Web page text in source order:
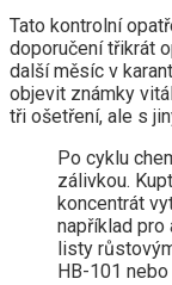
Tato kontrolní
doporučení třikrát
další měsíc v
objevit známky
tři ošetření, ale s
Po cyklu
zálivkou.
koncentrát
například pro
listy
HB-101